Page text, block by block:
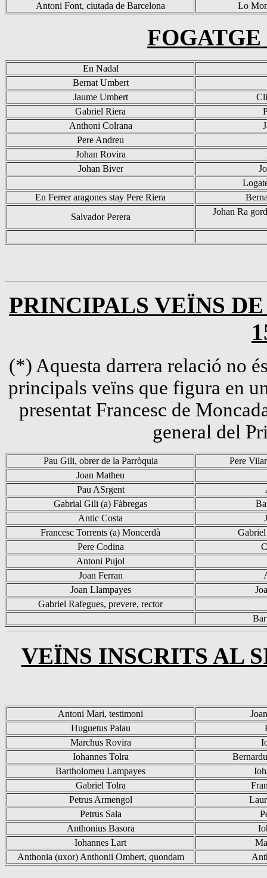
Antoni Font, ciutada de Barcelona Lo
En Nadal
Bernat Umbert
Jaume Umbert
Gabriel Riera
Anthoni Colrana
Pere Andreu
Johan Rovira
Johan Biver
En Ferreraragones stay Pere Riera
Salvador Perera
Johan Ra
PRINCIPALS VEÏNS
(*) Aquesta darrera relació no
principals veïns que figura en
presentat Francesc de
general del
Pau Gili, obrer de la Parròquia
Pere
Joan Matheu
Pau ASrgent
Gabrial Gili (a) Fàbregas
Antic Costa
Francesc Torrents (a) Moncerdà
Pere Codina
Antoni Pujol
Joan Ferran
Joan Llampayes
Gabriel Rafegues, prevere, rector
VEÏNS INSCRITS AL
Antoni Mari, testimoni
HuguetusPalau
MarchusRovira
Iohannes Tolra
Bartholomeu Lampayes
Gabriel Tolra
PetrusArmengol
PetrusSala
Anthonius Basora
Iohannes Lart
Anthonia (uxor) Anthonii Ombert, quondam